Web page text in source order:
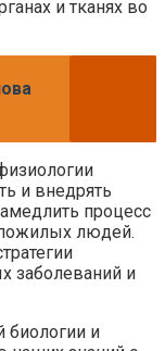
и тканях во
и внедрять
процесс
людей.
заболеваний и
биологии и